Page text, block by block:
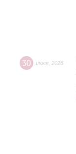
30 июля 2026